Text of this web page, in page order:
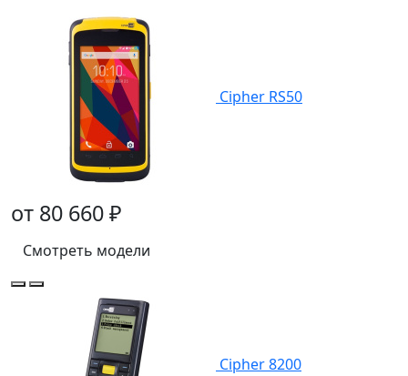
Cipher RS50
от 80 660 ₽
Смотреть модели
Cipher 8200